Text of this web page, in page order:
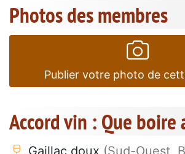
Photos des membres
Publier votre photo de
Accord vin : Que boire